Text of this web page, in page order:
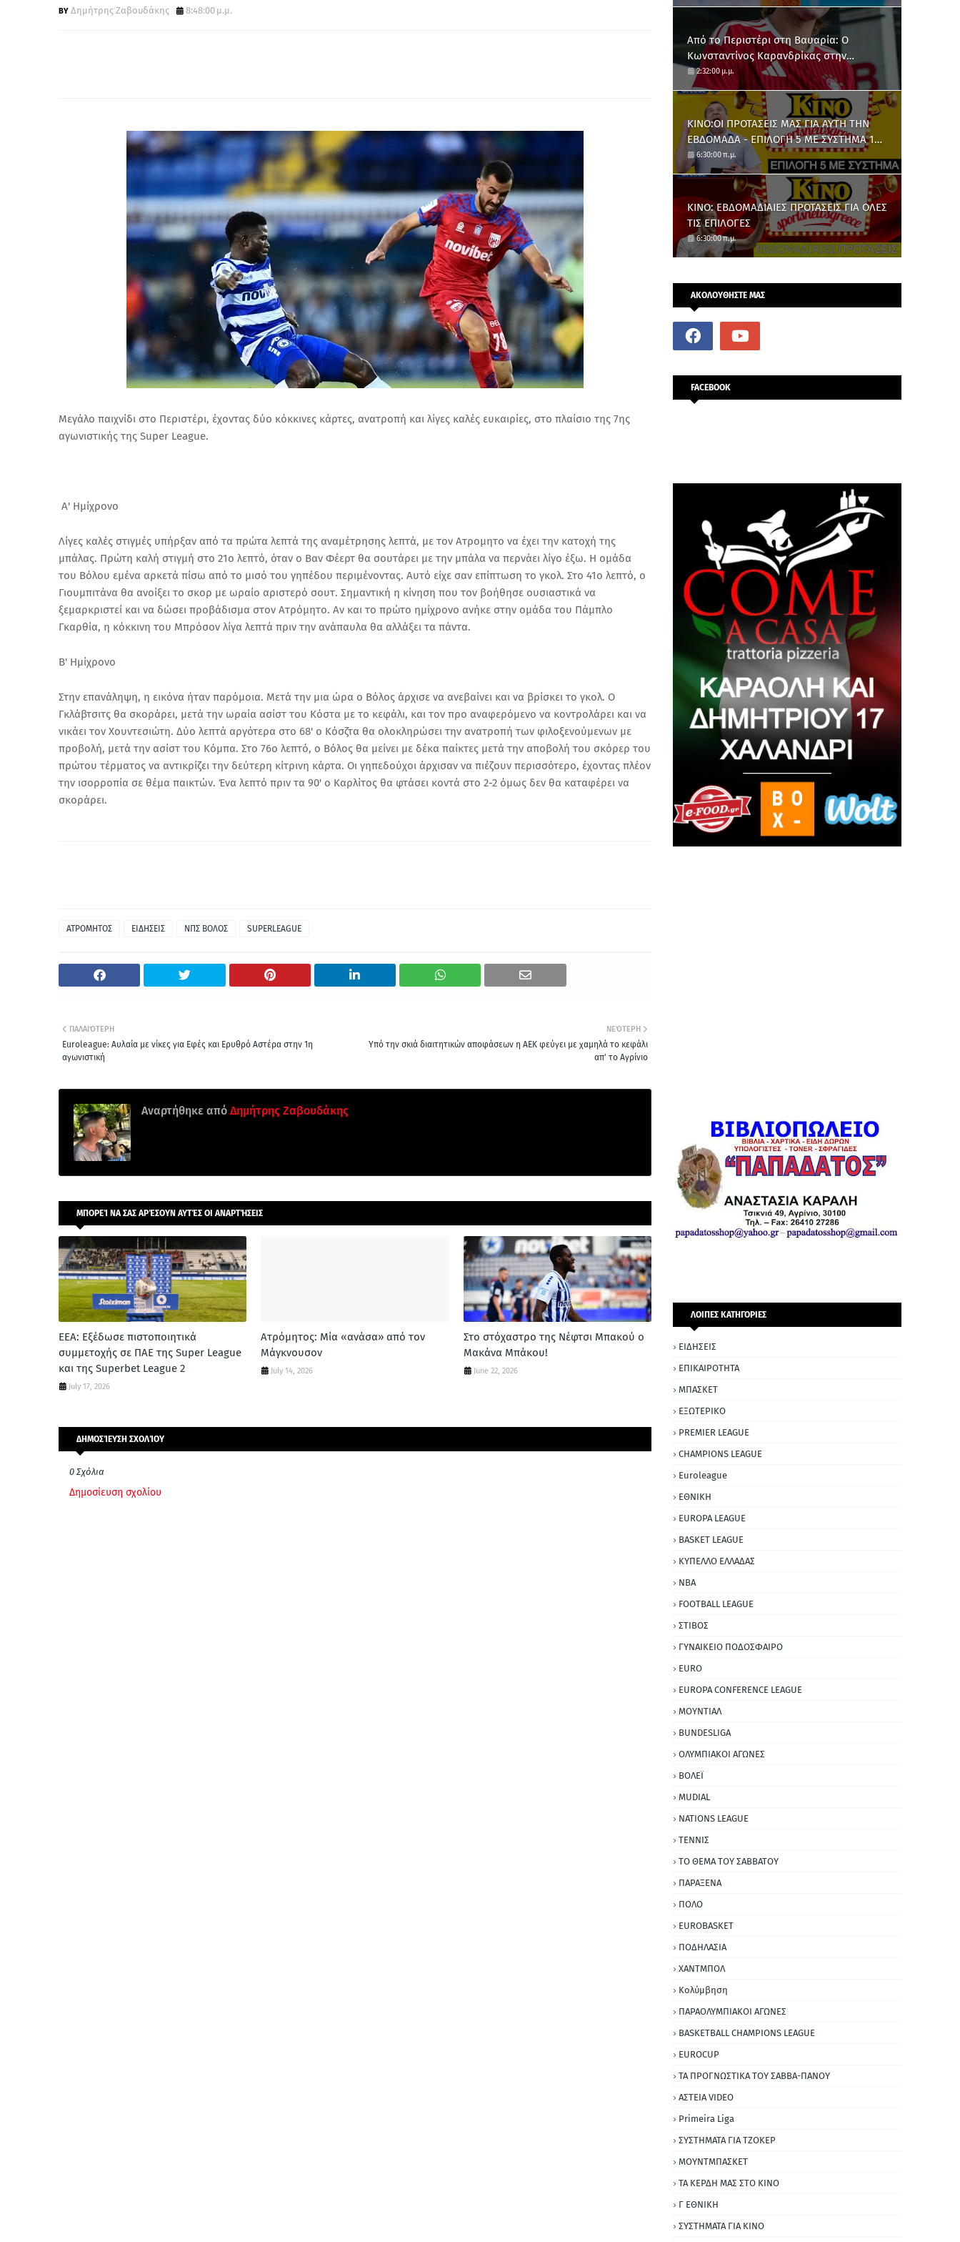
Δημήτρης Ζαβουδάκης 8:48:00 μ.μ.
Μεγάλο παιχνίδι στο Περιστέρι, έχοντας δύο κόκκινες κάρτες, ανατροπή και λίγες καλές ευκαιρίες, στο πλαίσιο της 7ης
αγωνιστικής της Super League.
Α' Ημίχρονο
Λίγες καλές στιγμές υπήρξαν από τα πρώτα λεπτά της αναμέτρησης λεπτά, με τον Ατρομητο να έχει την κατοχή της
μπάλας. Πρώτη καλή στιγμή στο 21ο λεπτό, όταν ο Βαν Φέερτ θα σουτάρει με την μπάλα να περνάει λίγο έξω. Η ομάδα
του Βόλου εμένα αρκετά πίσω από το μισό του γηπέδου περιμένοντας. Αυτό είχε σαν επίπτωση το γκολ. Στο 41ο λεπτό, ο
Γιουμπιτάνα θα ανοίξει το σκορ με ωραίο αριστερό σουτ. Σημαντική η κίνηση που τον βοήθησε ουσιαστικά να
ξεμαρκριστεί και να δώσει προβάδισμα στον Ατρόμητο. Αν και το πρώτο ημίχρονο ανήκε στην ομάδα του Πάμπλο
Γκαρθία, η κόκκινη του Μπρόσον λίγα λεπτά πριν την ανάπαυλα θα αλλάξει τα πάντα.
Β' Ημίχρονο
Στην επανάληψη, η εικόνα ήταν παρόμοια. Μετά την μια ώρα ο Βόλος άρχισε να ανεβαίνει και να βρίσκει το γκολ. Ο
Γκλάβτσιτς θα σκοράρει, μετά την ωραία ασίστ του Κόστα με το κεφάλι, και τον προ αναφερόμενο να κοντρολάρει και να
νικάει τον Χουντεσιώτη. Δύο λεπτά αργότερα στο 68' ο Κόσζτα θα ολοκληρώσει την ανατροπή των φιλοξενούμενων με
προβολή, μετά την ασίστ του Κόμπα. Στο 76ο λεπτό, ο Βόλος θα μείνει με δέκα παίκτες μετά την αποβολή του σκόρερ του
πρώτου τέρματος να αντικρίζει την δεύτερη κίτρινη κάρτα. Οι γηπεδούχοι άρχισαν να πιέζουν περισσότερο, έχοντας πλέον
την ισορροπία σε θέμα παικτών. Ένα λεπτό πριν τα 90' ο Καρλίτος θα φτάσει κοντά στο 2-2 όμως δεν θα καταφέρει να
σκοράρει.
ΑΤΡΟΜΗΤΟΣ ΕΙΔΗΣΕΙΣ ΝΠΣ ΒΟΛΟΣ SUPERLEAGUE
ΝΕΌΤΕΡΗ
Υπό την σκιά διαιτητικών αποφάσεων η ΑΕΚ φεύγει με χαμηλά το κεφάλι
απ' το Αγρίνιο
ΠΑΛΑΙΌΤΕΡΗ
Euroleague: Αυλαία με νίκες για Εφές και Ερυθρό Αστέρα στην 1η
αγωνιστική
Αναρτήθηκε από Δημήτρης Ζαβουδάκης
ΜΠΟΡΕΊ ΝΑ ΣΑΣ ΑΡΈΣΟΥΝ ΑΥΤΈΣ ΟΙ ΑΝΑΡΤΉΣΕΙΣ
ΕΕΑ: Εξέδωσε πιστοποιητικά
συμμετοχής σε ΠΑΕ της Super League
και της Superbet League 2
July 17, 2026
Ατρόμητος: Μία «ανάσα» από τον
Μάγκνουσον
July 14, 2026
Στο στόχαστρο της Νέφτσι Μπακού ο
Μακάνα Μπάκου!
June 22, 2026
ΔΗΜΟΣΊΕΥΣΗ ΣΧΟΛΊΟΥ
0 Σχόλια
Δημοσίευση σχολίου
Από το Περιστέρι στη Βαυαρία: O
Κωνσταντίνος Καρανδρίκας στην
Μπάγερν Μονάχου
2:32:00 μ.μ.
ΚΙΝΟ:ΟΙ ΠΡΟΤΑΣΕΙΣ ΜΑΣ ΓΙΑ ΑΥΤΗ ΤΗΝ
ΕΒΔΟΜΑΔΑ - ΕΠΙΛΟΓΗ 5 ΜΕ ΣΥΣΤΗΜΑ 10
ΑΡΙΘΜΩΝ
6:30:00 π.μ.
ΚΙΝΟ: ΕΒΔΟΜΑΔΙΑΙΕΣ ΠΡΟΤΑΣΕΙΣ ΓΙΑ ΟΛΕΣ
ΤΙΣ ΕΠΙΛΟΓΕΣ
6:30:00 π.μ.
ΑΚΟΛΟΥΘΗΣΤΕ ΜΑΣ
FACEBOOK
ΛΟΙΠΕΣ ΚΑΤΗΓΟΡΙΕΣ
ΕΙΔΗΣΕΙΣ
ΕΠΙΚΑΙΡΟΤΗΤΑ
ΜΠΑΣΚΕΤ
ΕΞΩΤΕΡΙΚΟ
PREMIER LEAGUE
CHAMPIONS LEAGUE
Euroleague
ΕΘΝΙΚΗ
EUROPA LEAGUE
BASKET LEAGUE
ΚΥΠΕΛΛΟ ΕΛΛΑΔΑΣ
NBA
FOOTBALL LEAGUE
ΣΤΙΒΟΣ
ΓΥΝΑΙΚΕΙΟ ΠΟΔΟΣΦΑΙΡΟ
EURO
EUROPA CONFERENCE LEAGUE
ΜΟΥΝΤΙΑΛ
BUNDESLIGA
ΟΛΥΜΠΙΑΚΟΙ ΑΓΩΝΕΣ
ΒΟΛΕΪ
MUDIAL
NATIONS LEAGUE
ΤΕΝΝΙΣ
ΤΟ ΘΕΜΑ ΤΟΥ ΣΑΒΒΑΤΟΥ
ΠΑΡΑΞΕΝΑ
ΠΟΛΟ
EUROBASKET
ΠΟΔΗΛΑΣΙΑ
ΧΑΝΤΜΠΟΛ
Κολύμβηση
ΠΑΡΑΟΛΥΜΠΙΑΚΟΙ ΑΓΩΝΕΣ
BASKETBALL CHAMPIONS LEAGUE
EUROCUP
ΤΑ ΠΡΟΓΝΩΣΤΙΚΑ ΤΟΥ ΣΑΒΒΑ-ΠΑΝΟΥ
ΑΣΤΕΙΑ VIDEO
Primeira Liga
ΣΥΣΤΗΜΑΤΑ ΓΙΑ ΤΖΟΚΕΡ
ΜΟΥΝΤΜΠΑΣΚΕΤ
ΤΑ ΚΕΡΔΗ ΜΑΣ ΣΤΟ ΚΙΝΟ
Γ ΕΘΝΙΚΗ
ΣΥΣΤΗΜΑΤΑ ΓΙΑ ΚΙΝΟ